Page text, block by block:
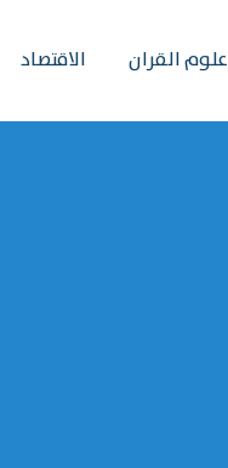
علوم القران الاقتصاد